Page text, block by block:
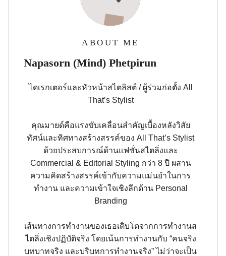
ABOUT ME
Napasorn (Mind) Phetpirun
ไดเรกเตอร์และหัวหน้าสไตลิสต์ / ผู้ร่วมก่อตั้ง All
That’s Stylist
คุณมายด์คือแรงขับเคลื่อนสำคัญเบื้องหลังวิสัย
ทัศน์และทิศทางสร้างสรรค์ของ All That’s Stylist
ด้วยประสบการณ์ด้านแฟชั่นสไตลิ่งและ
Commercial & Editorial Styling กว่า 8 ปี ผสาน
ความคิดสร้างสรรค์เข้ากับความแม่นยำในการ
ทำงาน และความเข้าใจเชิงลึกด้าน Personal
Branding
เส้นทางการทำงานของเธอเติบโตจากการทำงานส
ไตลิ่งเชิงปฏิบัติจริง โดยเน้นการทำงานกับ “คนจริง
บทบาทจริง และบริบทการทำงานจริง” ไม่ว่าจะเป็น